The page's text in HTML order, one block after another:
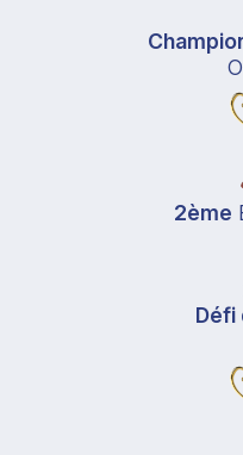
2ème
Défi